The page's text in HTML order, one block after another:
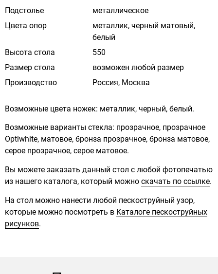
Подстолье
металлическое
Цвета опор
металлик, черный матовый,
белый
Высота стола
550
Размер стола
возможен любой размер
Производство
Россия, Москва
Возможные цвета ножек: металлик, черный, белый.
Возможные варианты стекла: прозрачное, прозрачное
Optiwhite, матовое, бронза прозрачное, бронза матовое,
серое прозрачное, серое матовое.
Вы можете заказать данный стол с любой фотопечатью
из нашего каталога, который можно скачать по ссылке.
На стол можно нанести любой пескоструйный узор,
которые можно посмотреть в Каталоге пескоструйных
рисунков.